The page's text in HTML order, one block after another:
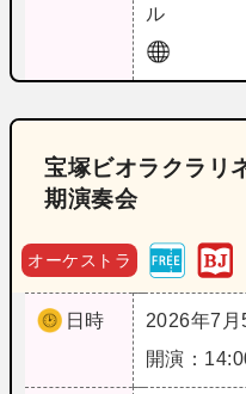
ル
宝塚ビオラクラリ
期演奏会
オーケストラ
日時
2026年7月
開演：